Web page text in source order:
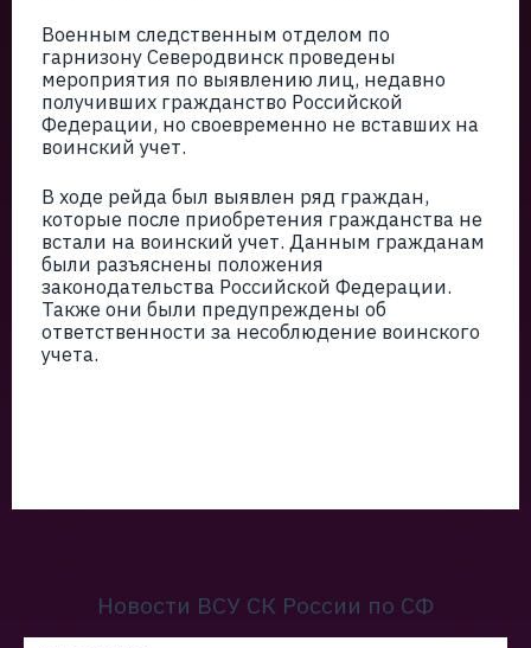
Военным следственным отделом по
гарнизону Северодвинск проведены
мероприятия по выявлению лиц, недавно
получивших гражданство Российской
Федерации, но своевременно не вставших на
воинский учет.
В ходе рейда был выявлен ряд граждан,
которые после приобретения гражданства не
встали на воинский учет. Данным гражданам
были разъяснены положения
законодательства Российской Федерации.
Также они были предупреждены об
ответственности за несоблюдение воинского
учета.
Новости ВСУ СК России по СФ